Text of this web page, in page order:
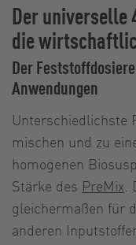
Der
die
Der
Anwendungen
Unterschiedlichste
mischen und zu
homogenen
Stärke des PreMix
gleichermaßen für
anderen